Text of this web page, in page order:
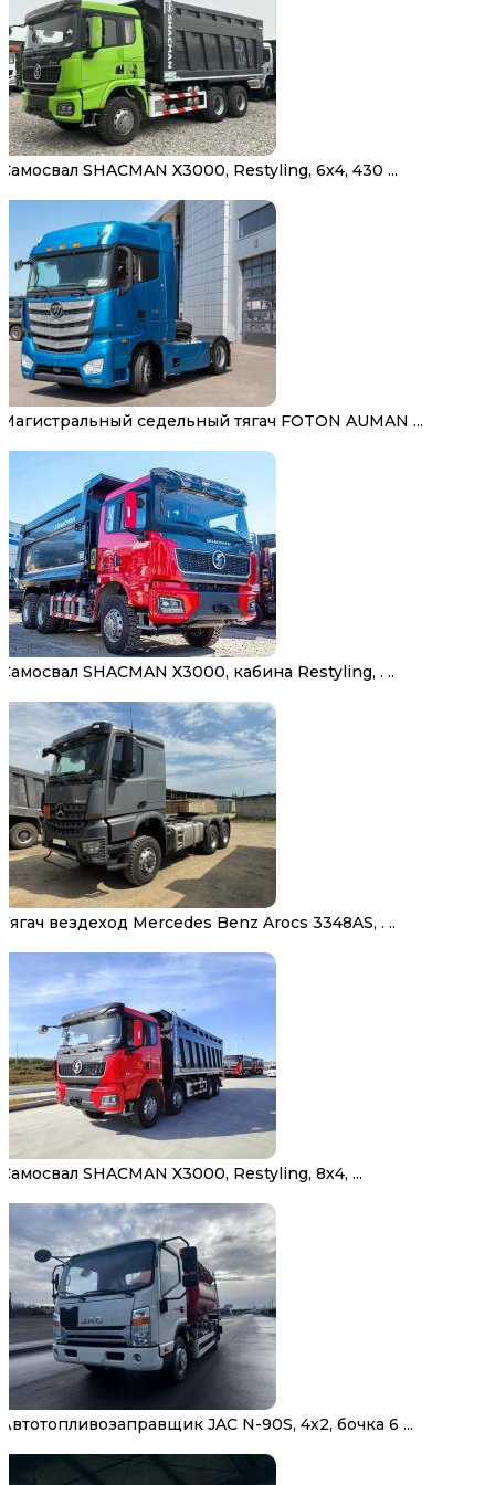
Самосвал SHACMAN X3000, Restyling, 6х4, 430 ...
Магистральный седельный тягач FOTON AUMAN ...
Самосвал SHACMAN X3000, кабина Restyling, . ..
Тягач вездеход Mercedes Benz Arocs 3348AS, . ..
Самосвал SHACMAN X3000, Restyling, 8х4, ...
Автотопливозаправщик JAC N-90S, 4х2, бочка 6 ...